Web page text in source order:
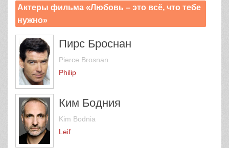
Актеры фильма «Любовь – это всё, что тебе
нужно»
Пирс Броснан
Pierce Brosnan
Philip
Ким Бодния
Kim Bodnia
Leif